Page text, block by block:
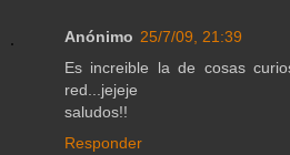
Anónimo 25/7/09, 21:39
Es increible la de cosas
red...jejeje
saludos!!
Responder